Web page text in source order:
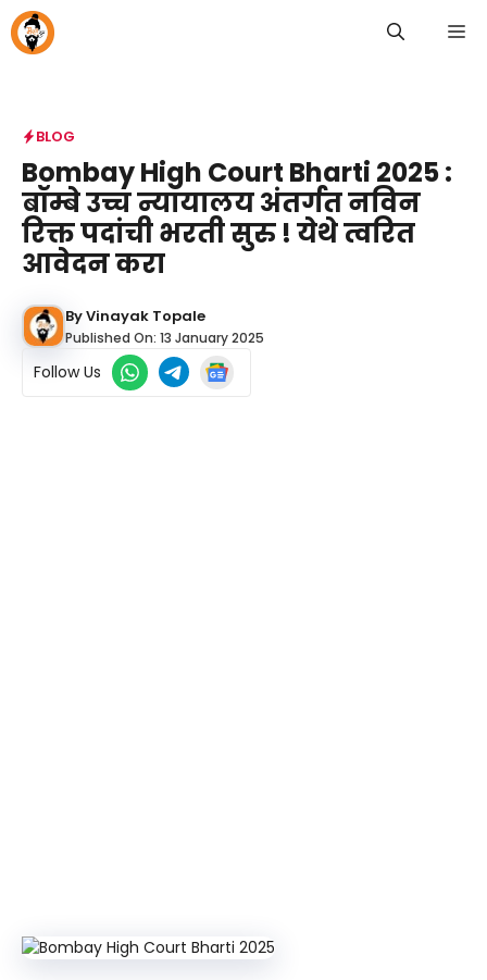
Skip
to
content
BLOG
Bombay High Court Bharti 2025 :
बॉम्बे उच्च न्यायालय अंतर्गत नविन
रिक्त पदांची भरती सुरु ! येथे त्वरित
आवेदन करा
ByVinayak Topale
Published On: 13 January 2025
Follow Us